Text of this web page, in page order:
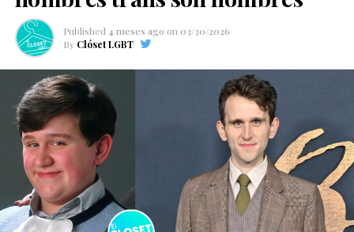
Published 4 meses ago on 03/30/2026
By Clóset LGBT